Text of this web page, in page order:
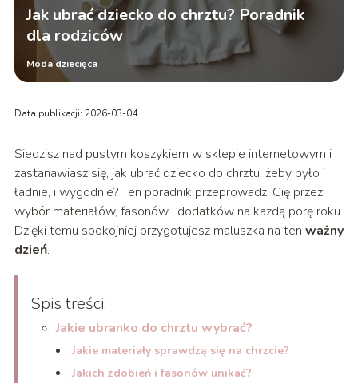
Jak ubrać dziecko do chrztu? Poradnik
dla rodziców
Moda dziecięca
Data publikacji: 2026-03-04
Siedzisz nad pustym koszykiem w sklepie internetowym i
zastanawiasz się, jak ubrać dziecko do chrztu, żeby było i
ładnie, i wygodnie? Ten poradnik przeprowadzi Cię przez
wybór materiałów, fasonów i dodatków na każdą porę roku.
Dzięki temu spokojniej przygotujesz maluszka na ten ważny
dzień.
Spis treści:
Jakie ubranko do chrztu wybrać?
Jakie materiały sprawdzą się na chrzcie?
Jakich zdobień i fasonów unikać?